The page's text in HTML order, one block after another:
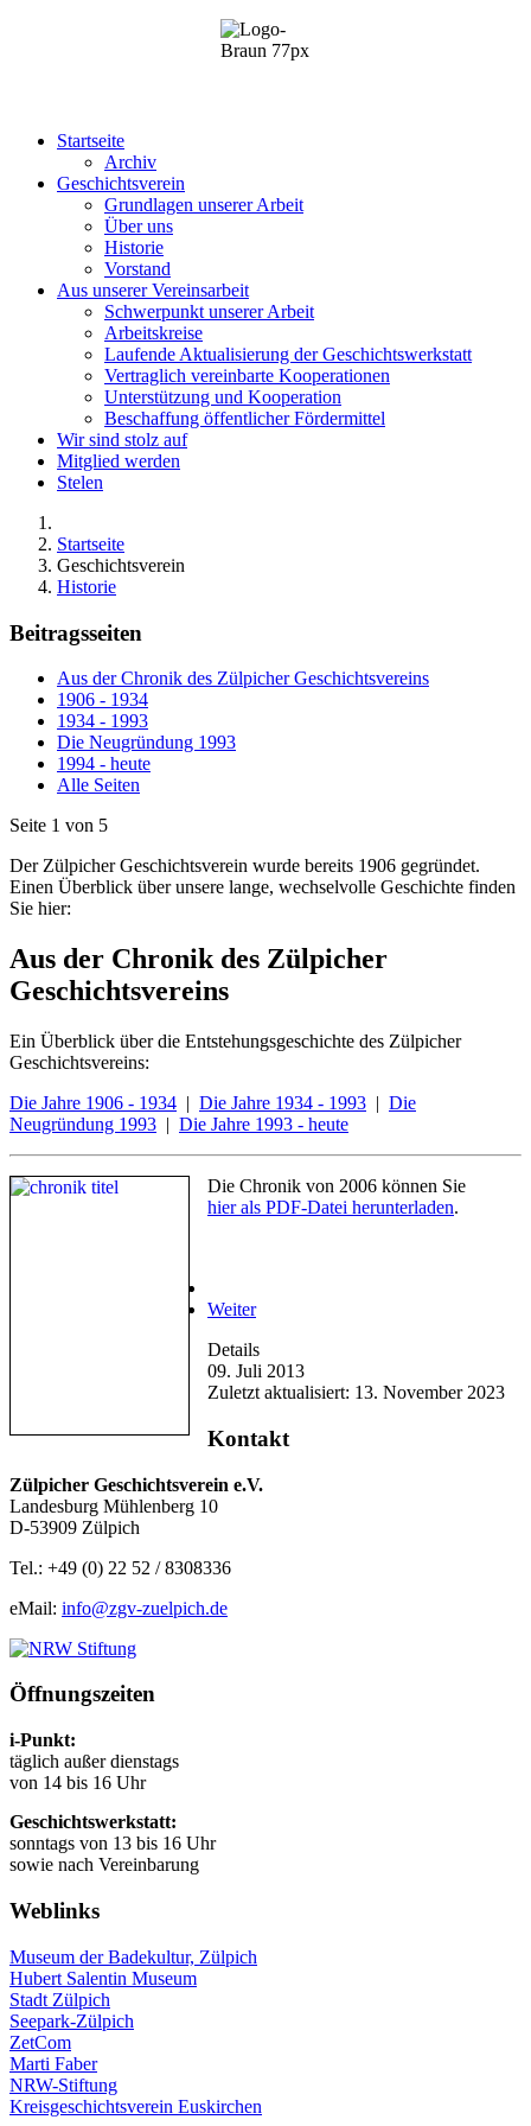
Startseite
Archiv
Geschichtsverein
Grundlagen unserer Arbeit
Über uns
Historie
Vorstand
Aus unserer Vereinsarbeit
Schwerpunkt unserer Arbeit
Arbeitskreise
Laufende Aktualisierung der Geschichtswerkstatt
Vertraglich vereinbarte Kooperationen
Unterstützung und Kooperation
Beschaffung öffentlicher Fördermittel
Wir sind stolz auf
Mitglied werden
Stelen
Startseite
Geschichtsverein
Historie
Beitragsseiten
Aus der Chronik des Zülpicher Geschichtsvereins
1906 - 1934
1934 - 1993
Die Neugründung 1993
1994 - heute
Alle Seiten
Seite 1 von 5
Der Zülpicher Geschichtsverein wurde bereits 1906 gegründet.
Einen Überblick über unsere lange, wechselvolle Geschichte finden
Sie hier:
Aus der Chronik des Zülpicher
Geschichtsvereins
Ein Überblick über die Entstehungsgeschichte des Zülpicher
Geschichtsvereins:
Die Jahre 1906 - 1934 | Die Jahre 1934 - 1993 | Die
Neugründung 1993 | Die Jahre 1993 - heute
Die Chronik von 2006 können Sie
hier als PDF-Datei herunterladen.
Weiter
Details
09. Juli 2013
Zuletzt aktualisiert: 13. November 2023
Kontakt
Zülpicher Geschichtsverein e.V.
Landesburg Mühlenberg 10
D-53909 Zülpich
Tel.: +49 (0) 22 52 / 8308336
eMail: info@zgv-zuelpich.de
Öffnungszeiten
i-Punkt:
täglich außer dienstags
von 14 bis 16 Uhr
Geschichtswerkstatt:
sonntags von 13 bis 16 Uhr
sowie nach Vereinbarung
Weblinks
Museum der Badekultur, Zülpich
Hubert Salentin Museum
Stadt Zülpich
Seepark-Zülpich
ZetCom
Marti Faber
NRW-Stiftung
Kreisgeschichtsverein Euskirchen